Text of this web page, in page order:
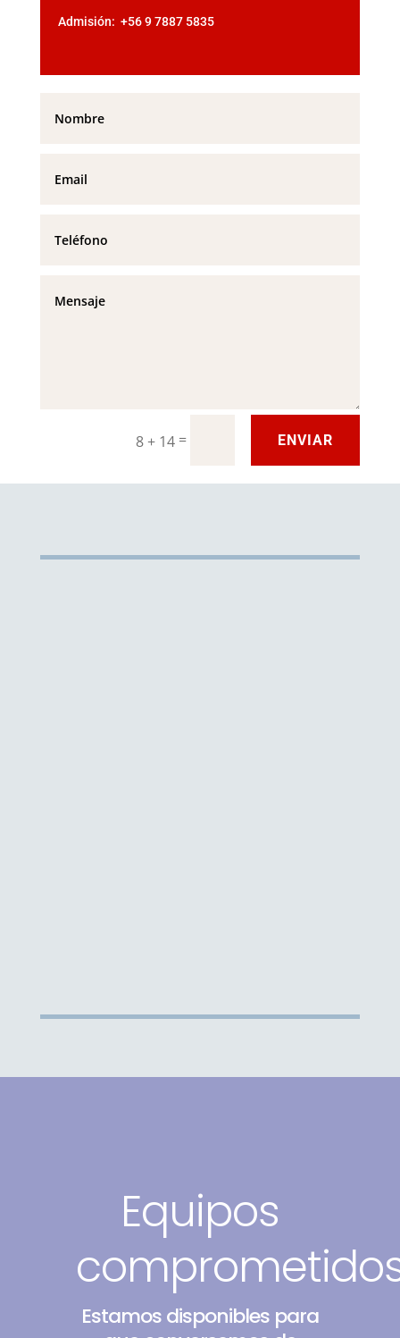
Admisión: ‪+56 9 7887 5835
8 + 14 = ENVIAR
Equipos
Estamos disponibles para